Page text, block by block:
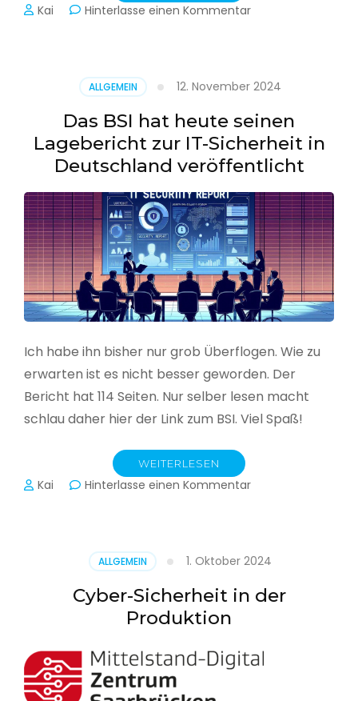
Kai Hinterlasse einen Kommentarzu
aus
CSV
erstellen
ALLGEMEIN 12. November 2024
Das BSI hat heute seinen
Lagebericht zur IT-Sicherheit in
Deutschland veröffentlicht
Ich habe ihn bisher nur grob Überflogen. Wie zu
erwarten ist es nicht besser geworden. Der
Bericht hat 114 Seiten. Nur selber lesen macht
schlau daher hier der Link zum BSI. Viel Spaß!
WEITERLESEN
Kai Hinterlasse einen Kommentarzu
seinen
Lagebericht
zur
in
Deutschland
ALLGEMEIN 1. Oktober 2024
Cyber-Sicherheit in der
Produktion